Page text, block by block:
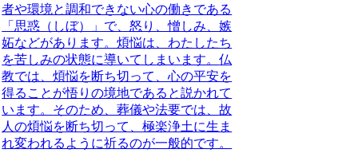
者や環境と調和できない心の働きである
「思惑（しぼ）」で、怒り、憎しみ、嫉
妬などがあります。煩悩は、わたしたち
を苦しみの状態に導いてしまいます。仏
教では、煩悩を断ち切って、心の平安を
得ることが悟りの境地であると説かれて
います。 そのため、葬儀や法要では、故
人の煩悩を断ち切って、極楽浄土に生ま
れ変われるように祈るのが一般的です。